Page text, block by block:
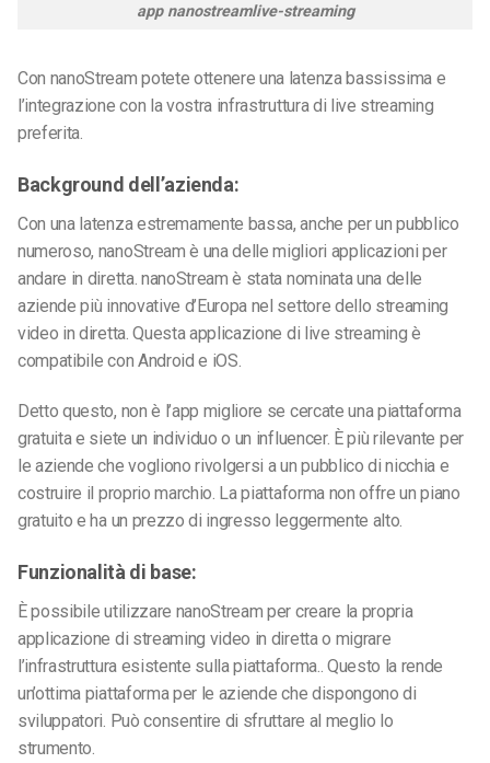
app nanostreamlive-streaming
Con nanoStream potete ottenere una latenza bassissima e
l’integrazione con la vostra infrastruttura di live streaming
preferita.
Background dell’azienda:
Con una latenza estremamente bassa, anche per un pubblico
numeroso, nanoStream è una delle migliori applicazioni per
andare in diretta. nanoStream è stata nominata una delle
aziende più innovative d’Europa nel settore dello streaming
video in diretta. Questa applicazione di live streaming è
compatibile con Android e iOS.
Detto questo, non è l’app migliore se cercate una piattaforma
gratuita e siete un individuo o un influencer. È più rilevante per
le aziende che vogliono rivolgersi a un pubblico di nicchia e
costruire il proprio marchio. La piattaforma non offre un piano
gratuito e ha un prezzo di ingresso leggermente alto.
Funzionalità di base:
È possibile utilizzare nanoStream per creare la propria
applicazione di streaming video in diretta o migrare
l’infrastruttura esistente sulla piattaforma. . Questo la rende
un’ottima piattaforma per le aziende che dispongono di
sviluppatori. Può consentire di sfruttare al meglio lo
strumento.